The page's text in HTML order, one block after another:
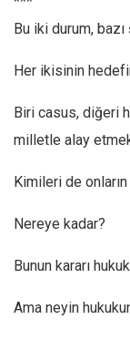
Bu iki durum,
Her ikisinin
Biri casus, diğeri
milletle alay
Kimileri de onların
Nereye kadar?
Bunun kararı
Ama neyin